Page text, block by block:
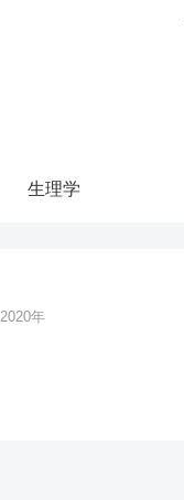
生理学
2020年